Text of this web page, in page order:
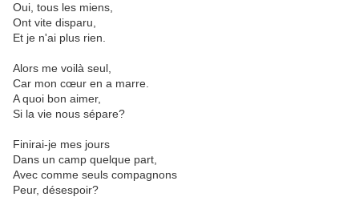
Oui, tous les miens,
Ont vite disparu,
Et je n'ai plus rien.
Alors me voilà seul,
Car mon cœur en a marre.
A quoi bon aimer,
Si la vie nous sépare?
Finirai-je mes jours
Dans un camp quelque part,
Avec comme seuls compagnons
Peur, désespoir?